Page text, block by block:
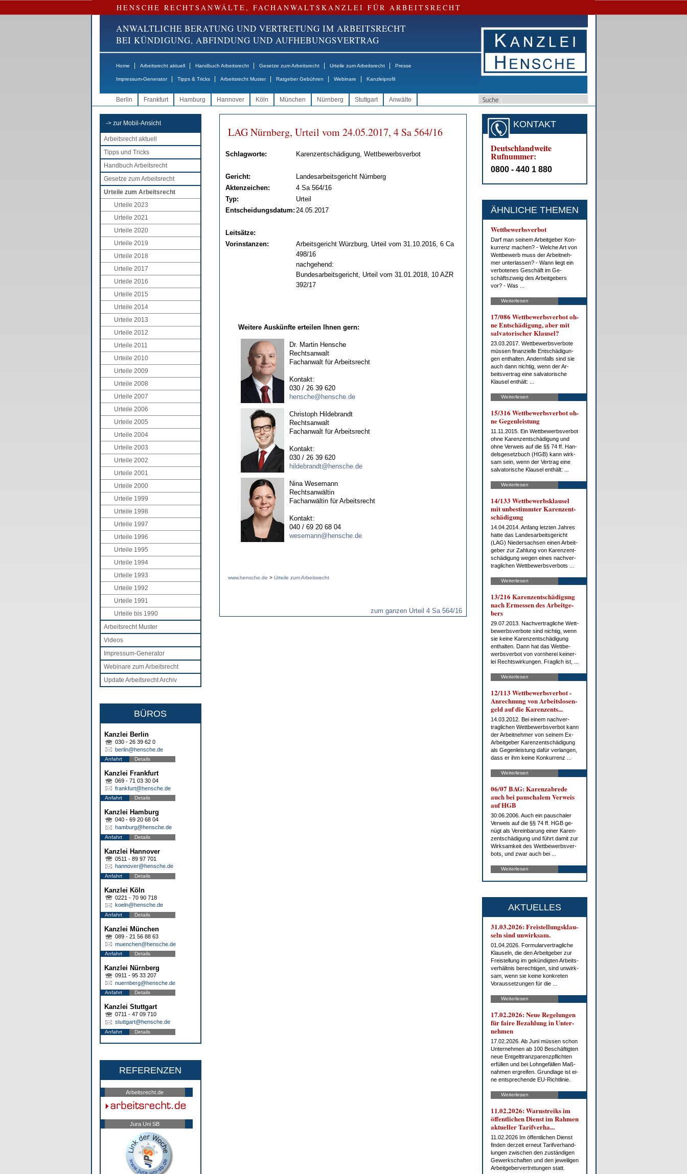
HENSCHE RECHTSANWÄLTE, FACHANWALTSKANZLEI FÜR ARBEITSRECHT
ANWALTLICHE BERATUNG UND VERTRETUNG IM ARBEITSRECHT
BEI KÜNDIGUNG, ABFINDUNG UND AUFHEBUNGSVERTRAG
Home Arbeitsrecht aktuell Handbuch Arbeitsrecht Gesetze zum Arbeitsrecht Urteile zum Arbeitsrecht Presse
Impressum-Generator Tipps & Tricks Arbeitsrecht Muster Ratgeber Gebühren Webinare Kanzleiprofil
Berlin Frankfurt Hamburg Hannover Köln München Nürnberg Stuttgart Anwälte
-> zur Mobil-Ansicht
Arbeitsrecht aktuell
Tipps und Tricks
Handbuch Arbeitsrecht
Gesetze zum Arbeitsrecht
Urteile zum Arbeitsrecht
Urteile 2023
Urteile 2021
Urteile 2020
Urteile 2019
Urteile 2018
Urteile 2017
Urteile 2016
Urteile 2015
Urteile 2014
Urteile 2013
Urteile 2012
Urteile 2011
Urteile 2010
Urteile 2009
Urteile 2008
Urteile 2007
Urteile 2006
Urteile 2005
Urteile 2004
Urteile 2003
Urteile 2002
Urteile 2001
Urteile 2000
Urteile 1999
Urteile 1998
Urteile 1997
Urteile 1996
Urteile 1995
Urteile 1994
Urteile 1993
Urteile 1992
Urteile 1991
Urteile bis 1990
Arbeitsrecht Muster
Videos
Impressum-Generator
Webinare zum Arbeitsrecht
Update Arbeitsrecht Archiv
BÜROS
Kanzlei Berlin
030 - 26 39 62 0
berlin@hensche.de
Anfahrt Details
Kanzlei Frankfurt
069 - 71 03 30 04
frankfurt@hensche.de
Anfahrt Details
Kanzlei Hamburg
040 - 69 20 68 04
hamburg@hensche.de
Anfahrt Details
Kanzlei Hannover
0511 - 89 97 701
hannover@hensche.de
Anfahrt Details
Kanzlei Köln
0221 - 70 90 718
koeln@hensche.de
Anfahrt Details
Kanzlei München
089 - 21 56 88 63
muenchen@hensche.de
Anfahrt Details
Kanzlei Nürnberg
0911 - 95 33 207
nuernberg@hensche.de
Anfahrt Details
Kanzlei Stuttgart
0711 - 47 09 710
stuttgart@hensche.de
Anfahrt Details
REFERENZEN
Arbeitsrecht.de
Jura Uni SB
LAG Nürn­berg, Ur­teil vom 24.05.2017, 4 Sa 564/16
Schlagworte: Karenzentschädigung, Wettbewerbsverbot
Gericht:
Landesarbeitsgericht Nürnberg
Aktenzeichen:
4 Sa 564/16
Typ:
Urteil
Entscheidungsdatum: 24.05.2017
Leitsätze:
Vorinstanzen:
Arbeitsgericht Würzburg, Urteil vom 31.10.2016, 6 Ca
498/16
nachgehend:
Bundesarbeitsgericht, Urteil vom 31.01.2018, 10 AZR
392/17
Weitere Auskünfte erteilen Ihnen gern:
Dr. Martin Hensche
Rechtsanwalt
Fachanwalt für Arbeitsrecht
Kontakt:
030 / 26 39 620
hensche@hensche.de
Christoph Hildebrandt
Rechtsanwalt
Fachanwalt für Arbeitsrecht
Kontakt:
030 / 26 39 620
hildebrandt@hensche.de
Nina Wesemann
Rechtsanwältin
Fachanwältin für Arbeitsrecht
Kontakt:
040 / 69 20 68 04
wesemann@hensche.de
www.hensche.de > Urteile zum Arbeitsrecht
zum ganzen Urteil 4 Sa 564/16
KONTAKT
Deutschlandweite
Rufnummer:
0800 - 440 1 880
ÄHNLICHE THEMEN
Wett­be­werbs­ver­bot
Darf man sei­nem Ar­beit­ge­ber Kon­
kur­renz ma­chen? - Wel­che Art von
Wett­be­werb muss der Ar­beit­neh­
mer un­ter­las­sen? - Wann liegt ein
ver­bo­te­nes Ge­schäft im Ge­
schäfts­zweig des Ar­beit­ge­bers
vor? - Was ...
Weiterlesen
17/086 Wett­be­werbs­ver­bot oh­
ne Ent­schä­di­gung, aber mit
sal­va­to­ri­scher Klau­sel?
23.03.2017. Wett­be­werbs­ver­bo­te
müs­sen fi­nan­zi­el­le Ent­schä­di­gun­
gen ent­hal­ten. An­dern­falls sind sie
auch dann nich­tig, wenn der Ar­
beits­ver­trag ei­ne sal­va­to­ri­sche
Klau­sel ent­hält: ...
Weiterlesen
15/316 Wett­be­werbs­ver­bot oh­
ne Ge­gen­leis­tung
11.11.2015. Ein Wett­be­werbs­ver­bot
oh­ne Ka­ren­zent­schä­di­gung und
oh­ne Ver­weis auf die §§ 74 ff. Han­
dels­ge­setz­buch (HGB) kann wirk­
sam sein, wenn der Ver­trag ei­ne
sal­va­to­ri­sche Klau­sel ent­hält: ...
Weiterlesen
14/133 Wett­be­werbs­klau­sel
mit un­be­stimm­ter Ka­ren­zent­
schä­di­gung
14.04.2014. An­fang letz­ten Jah­res
hat­te das Lan­des­ar­beits­ge­richt
(LAG) Nie­der­sach­sen ei­nen Ar­beit­
ge­ber zur Zah­lung von Ka­ren­zent­
schä­di­gung we­gen ei­nes nach­ver­
trag­li­chen Wett­be­werbs­ver­bots ...
Weiterlesen
13/216 Ka­ren­zent­schä­di­gung
nach Er­mes­sen des Ar­beit­ge­
bers
29.07.2013. Nach­ver­trag­li­che Wett­
be­werbs­ver­bo­te sind nich­tig, wenn
sie kei­ne Ka­ren­zent­schä­di­gung
ent­hal­ten. Dann hat das Wett­be­
werbs­ver­bot von vorn­he­rei kei­ner­
lei Rechts­wir­kun­gen. Frag­lich ist, ...
Weiterlesen
12/113 Wett­be­werbs­ver­bot -
An­rech­nung von Ar­beits­lo­sen­
geld auf die Ka­ren­zents...
14.03.2012. Bei ei­nem nach­ver­
trag­li­chen Wett­be­werbs­ver­bot kann
der Ar­beit­neh­mer von sei­nem Ex-
Ar­beit­ge­ber Ka­ren­zent­schä­di­gung
als Ge­gen­leis­tung da­für ver­lan­gen,
dass er ihm kei­ne Kon­kur­renz ...
Weiterlesen
06/07 BAG: Ka­renz­ab­re­de
auch bei pau­scha­lem Ver­weis
auf HGB
30.06.2006. Auch ein pau­scha­ler
Ver­weis auf die §§ 74 ff. HGB ge­
nügt als Ver­ein­ba­rung ei­ner Ka­ren­
zent­schä­di­gung und führt da­mit zur
Wirk­sam­keit des Wett­be­werbs­ver­
bots, und zwar auch bei ...
Weiterlesen
AKTUELLES
31.03.2026: Frei­stel­lungs­klau­
seln sind un­wirk­sam.
01.04.2026. For­mu­lar­ver­trag­li­che
Klau­seln, die den Ar­beit­ge­ber zur
Frei­stel­lung im ge­kün­dig­ten Ar­beits­
ver­hält­nis be­rech­ti­gen, sind un­wirk­
sam, wenn sie kei­ne kon­kre­ten
Vor­aus­set­zun­gen für die ...
Weiterlesen
17.02.2026: Neue Re­ge­lun­gen
für fai­re Be­zah­lung in Un­ter­
neh­men
17.02.2026. Ab Ju­ni müs­sen schon
Un­ter­neh­men ab 100 Be­schäf­tig­ten
neue Ent­gelt­tranz­pa­renz­pflich­ten
er­fül­len und bei Lohn­ge­fäl­len Maß­
nah­men er­grei­fen. Grund­la­ge ist ei­
ne ent­spre­chen­de EU-Richt­li­nie.
Weiterlesen
11.02.2026: Warn­streiks im
öf­fent­li­chen Dienst im Rah­men
ak­tu­el­ler Ta­rif­ver­ha...
11.02.2026 Im öf­fent­li­chen Dienst
fin­den der­zeit er­neut Ta­rif­ver­hand­
lun­gen zwi­schen den zu­stän­di­gen
Ge­werk­schaf­ten und den je­wei­li­gen
Ar­beit­ge­ber­ver­tre­tun­gen statt.